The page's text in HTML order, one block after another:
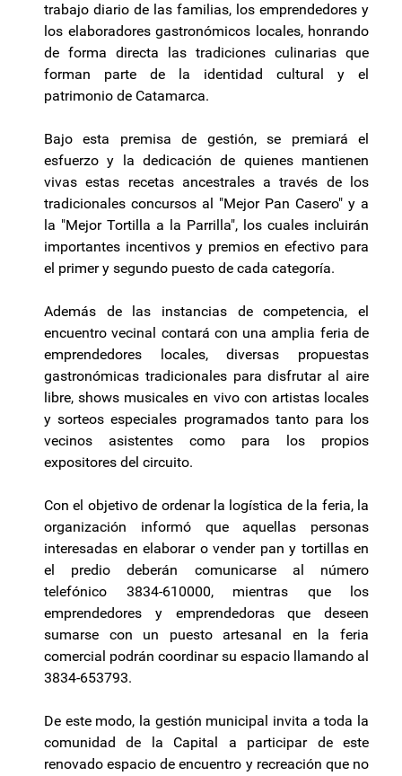
trabajo diario de las familias, los emprendedores y
los elaboradores gastronómicos locales, honrando
de forma directa las tradiciones culinarias que
forman parte de la identidad cultural y el
patrimonio de Catamarca.
Bajo esta premisa de gestión, se premiará el
esfuerzo y la dedicación de quienes mantienen
vivas estas recetas ancestrales a través de los
tradicionales concursos al "Mejor Pan Casero" y a
la "Mejor Tortilla a la Parrilla", los cuales incluirán
importantes incentivos y premios en efectivo para
el primer y segundo puesto de cada categoría.
Además de las instancias de competencia, el
encuentro vecinal contará con una amplia feria de
emprendedores locales, diversas propuestas
gastronómicas tradicionales para disfrutar al aire
libre, shows musicales en vivo con artistas locales
y sorteos especiales programados tanto para los
vecinos asistentes como para los propios
expositores del circuito.
Con el objetivo de ordenar la logística de la feria, la
organización informó que aquellas personas
interesadas en elaborar o vender pan y tortillas en
el predio deberán comunicarse al número
telefónico 3834-610000, mientras que los
emprendedores y emprendedoras que deseen
sumarse con un puesto artesanal en la feria
comercial podrán coordinar su espacio llamando al
3834-653793.
De este modo, la gestión municipal invita a toda la
comunidad de la Capital a participar de este
renovado espacio de encuentro y recreación que no